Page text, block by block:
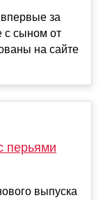
за
с сыном от
на сайте
перьями
выпуска